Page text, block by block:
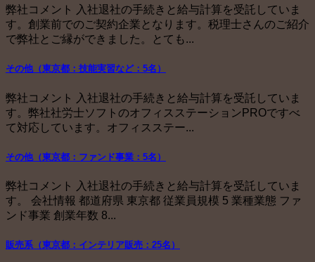
弊社コメント 入社退社の手続きと給与計算を受託していま
す。創業前でのご契約企業となります。税理士さんのご紹介
で弊社とご縁ができました。とても...
その他（東京都：技能実習など：5名）
弊社コメント 入社退社の手続きと給与計算を受託していま
す。弊社社労士ソフトのオフィスステーションPROですべ
て対応しています。オフィスステー...
その他（東京都：ファンド事業：5名）
弊社コメント 入社退社の手続きと給与計算を受託していま
す。 会社情報 都道府県 東京都 従業員規模 5 業種業態 ファ
ンド事業 創業年数 8...
販売系（東京都：インテリア販売：25名）